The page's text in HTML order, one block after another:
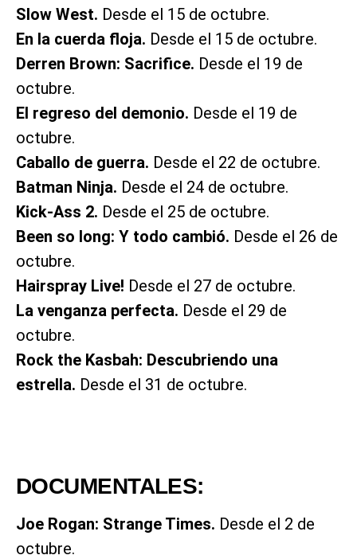
Slow West. Desde el 15 de octubre.
En la cuerda floja. Desde el 15 de octubre.
Derren Brown: Sacrifice. Desde el 19 de
octubre.
El regreso del demonio. Desde el 19 de
octubre.
Caballo de guerra. Desde el 22 de octubre.
Batman Ninja. Desde el 24 de octubre.
Kick-Ass 2. Desde el 25 de octubre.
Been so long: Y todo cambió. Desde el 26 de
octubre.
Hairspray Live! Desde el 27 de octubre.
La venganza perfecta. Desde el 29 de
octubre.
Rock the Kasbah: Descubriendo una
estrella. Desde el 31 de octubre.
DOCUMENTALES:
Joe Rogan: Strange Times. Desde el 2 de
octubre.